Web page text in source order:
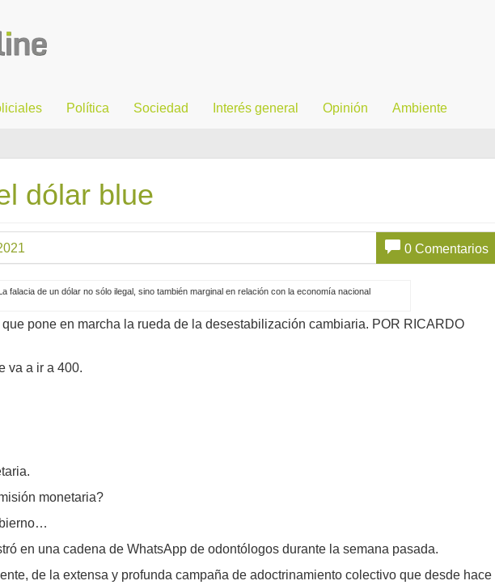
Política Sociedad Interés general Opinión Ambiente
dólar blue
0 Comentarios
falacia de un dólar no sólo ilegal, sino también marginal en relación con la economía nacional
pone en marcha la rueda de la desestabilización cambiaria. POR RICARDO
va a ir a 400.
monetaria?
en una cadena de WhatsApp de odontólogos durante la semana pasada.
de la extensa y profunda campaña de adoctrinamiento colectivo que desde hace